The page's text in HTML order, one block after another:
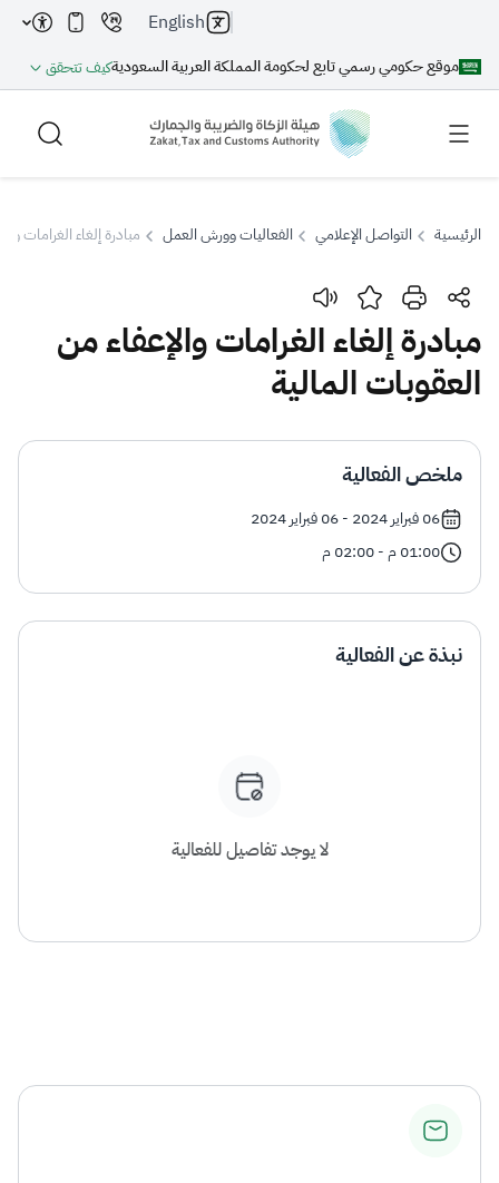
موقع حكومي رسمي تابع لحكومة المملكة العربية السعوديةكيف تتحقق
English
بحث
بحث بحث AI
اقتراحات
الإقرار الضريبي
التصرفات العقارية
الرئيسية التواصل الإعلامي الفعاليات وورش العمل مبادرة إلغاء الغرامات
مبادرة إلغاء الغرامات والإعفاء من
العقوبات المالية
ملخص الفعالية
06 فبراير 2024 - 06 فبراير 2024
01:00 م - 02:00 م
نبذة عن الفعالية
لا يوجد تفاصيل للفعالية